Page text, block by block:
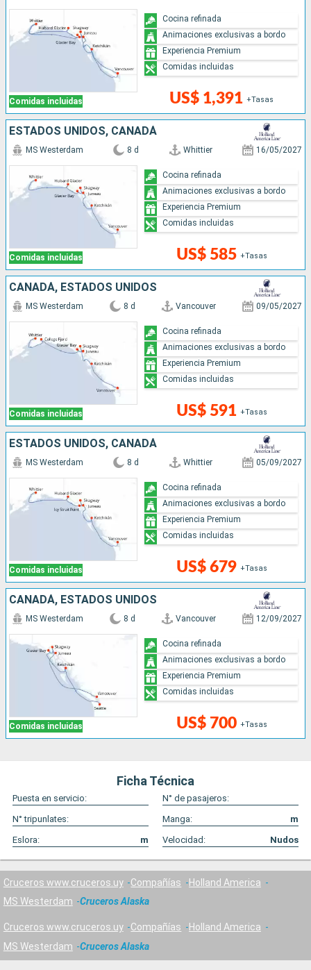
Comidas incluidas US$ 1,391 +Tasas
Cocina refinada
Animaciones exclusivas a bordo
Experiencia Premium
Comidas incluidas
ESTADOS UNIDOS, CANADÁ
Comidas incluidas
MS Westerdam 8 d Whittier 16/05/2027
US$ 585 +Tasas
Cocina refinada
Animaciones exclusivas a bordo
Experiencia Premium
Comidas incluidas
CANADÁ, ESTADOS UNIDOS
Comidas incluidas
MS Westerdam 8 d Vancouver 09/05/2027
US$ 591 +Tasas
Cocina refinada
Animaciones exclusivas a bordo
Experiencia Premium
Comidas incluidas
ESTADOS UNIDOS, CANADÁ
Comidas incluidas
MS Westerdam 8 d Whittier 05/09/2027
US$ 679 +Tasas
Cocina refinada
Animaciones exclusivas a bordo
Experiencia Premium
Comidas incluidas
CANADÁ, ESTADOS UNIDOS
Comidas incluidas
MS Westerdam 8 d Vancouver 12/09/2027
US$ 700 +Tasas
Cocina refinada
Animaciones exclusivas a bordo
Experiencia Premium
Comidas incluidas
Ficha Técnica
Puesta en servicio:
N° de pasajeros:
N° tripunlates:
Manga:
m
Eslora:
m Velocidad: Nudos
Cruceros www.cruceros.uy Compañías
Holland America
MS Westerdam
Cruceros Alaska
Cruceros www.cruceros.uy Compañías
Holland America
MS Westerdam
Cruceros Alaska